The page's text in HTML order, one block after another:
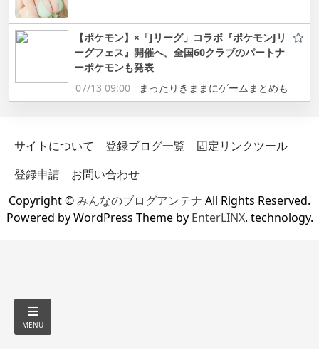
【ポケモン】×「Jリーグ」コラボ『ポケモンJリ
ーグフェス』開催へ。全国60クラブのパートナ
ーポケモンも発表
07/13 09:00
まったりきままにゲームまとめも
サイトについて 登録ブログ一覧
固定リンクツール
登録申請
お問い合わせ
Copyright ©みんなのブログアンテナ All Rights Reserved.
Powered by WordPress Theme by EnterLINX. technology.
MENU